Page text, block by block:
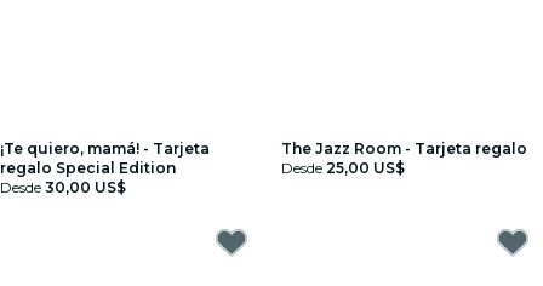
¡Te quiero, mamá! - Tarjeta
regalo Special Edition
Desde 30,00 US$
The Jazz Room - Tarjeta regalo
Desde 25,00 US$